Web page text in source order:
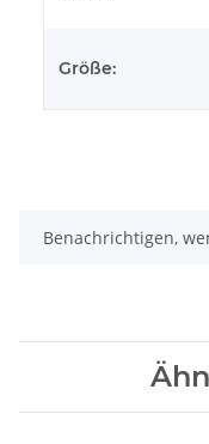
Größe:
Benachrichtigen,